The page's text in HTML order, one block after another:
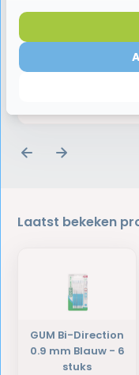
GUM Soft-Picks
Regular /
Laatst bekeken
GUM Bi-Direction
0.9 mm Blauw - 6
stuks